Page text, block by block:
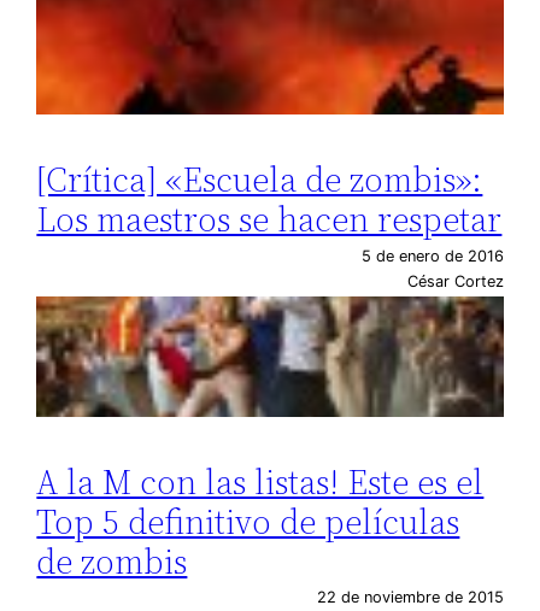
[Crítica] «Escuela de zombis»:
Los maestros se hacen respetar
5 de enero de 2016
César Cortez
A la M con las listas! Este es el
Top 5 definitivo de películas
de zombis
22 de noviembre de 2015